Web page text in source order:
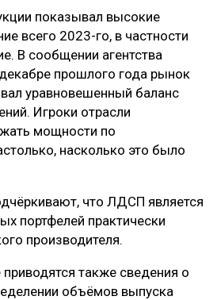
показывал высокие
всего 2023-го, в частности
В сообщении агентства
прошлого года рынок
уравновешенный баланс
Игроки отрасли
мощности по
насколько это было
что ЛДСП является
портфелей практически
производителя.
приводятся также сведения о
объёмов выпуска